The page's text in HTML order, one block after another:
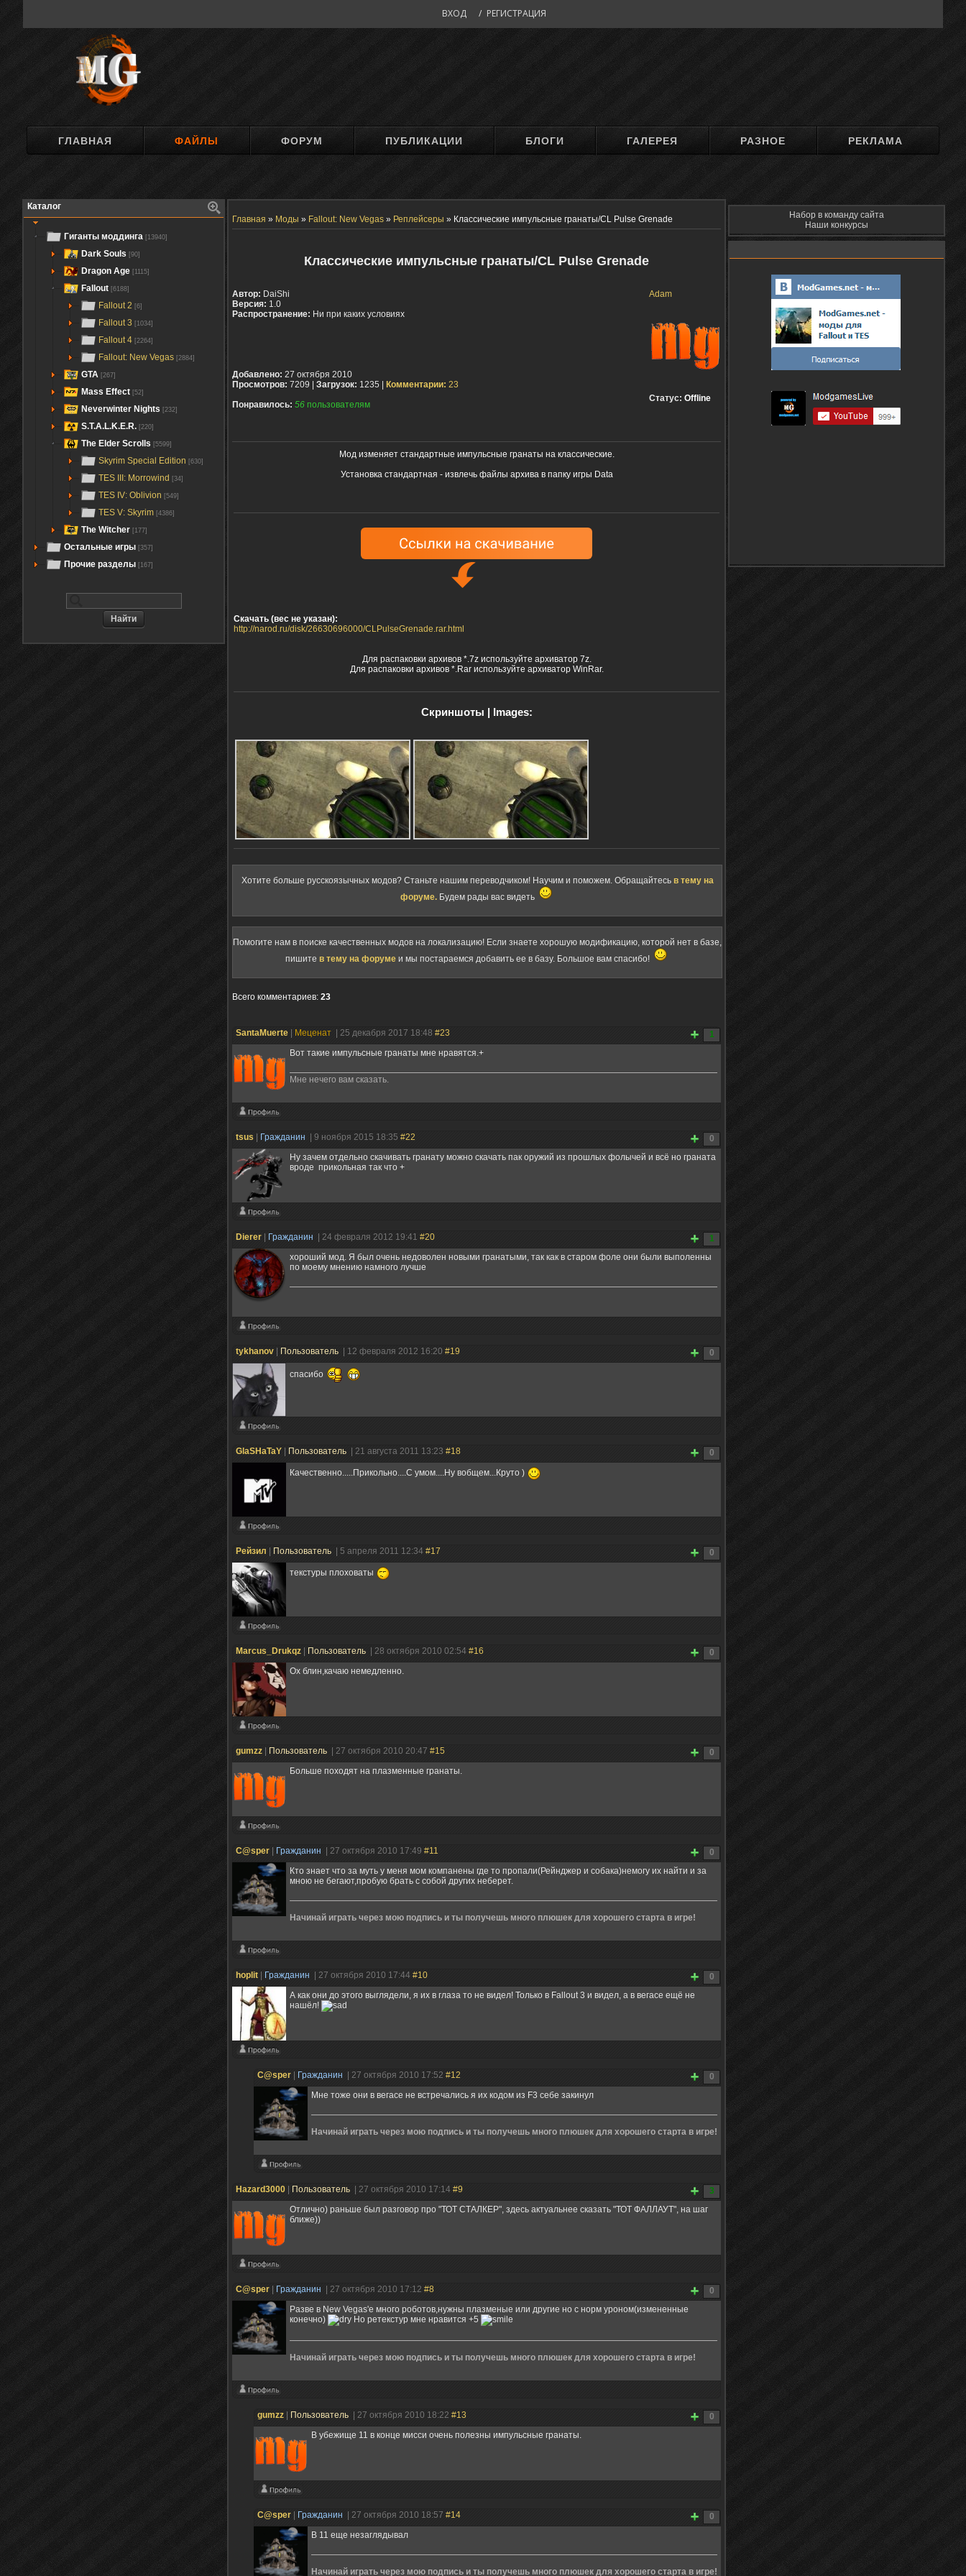
ВХОД / РЕГИСТРАЦИЯ
ГЛАВНАЯ ФАЙЛЫ ФОРУМ ПУБЛИКАЦИИ БЛОГИ ГАЛЕРЕЯ РАЗНОЕ РЕКЛАМА
Каталог
Гиганты моддинга [13940]
Dark Souls [90]
Dragon Age [1115]
Fallout [6188]
Fallout 2 [6]
Fallout 3 [1034]
Fallout 4 [2264]
Fallout: New Vegas [2884]
GTA [267]
Mass Effect [52]
Neverwinter Nights [232]
S.T.A.L.K.E.R. [220]
The Elder Scrolls [5599]
Skyrim Special Edition [630]
TES III: Morrowind [34]
TES IV: Oblivion [549]
TES V: Skyrim [4386]
The Witcher [177]
Остальные игры [357]
Прочие разделы [167]
Главная » Моды » Fallout: New Vegas » Реплейсеры » Классические импульсные гранаты/CL Pulse Grenade​
Классические импульсные гранаты/CL Pulse Grenade​
Adam
Статус: Offline
Автор: DaiShi
Версия: 1.0
Распространение: Ни при каких условиях
Добавлено: 27 октября 2010
Просмотров: 7209 | Загрузок: 1235 | Комментарии: 23
Понравилось: 56 пользователям
Мод изменяет стандартные импульсные гранаты на классические.
Установка стандартная - извлечь файлы архива в папку игры Data
Скачать (вес не указан):
http://narod.ru/disk/26630696000/CLPulseGrenade.rar.html
Для распаковки архивов *.7z используйте архиватор 7z.
Для распаковки архивов *.Rar используйте архиватор WinRar.
Скриншоты | Images:
Хотите больше русскоязычных модов? Станьте нашим переводчиком! Научим и поможем. Обращайтесь в тему на
форуме. Будем рады вас видеть
Помогите нам в поиске качественных модов на локализацию! Если знаете хорошую модификацию, которой нет в базе,
пишите в тему на форуме и мы постараемся добавить ее в базу. Большое вам спасибо!
Всего комментариев: 23
1
SantaMuerte Меценат | 25 декабря 2017 18:48 #23
Вот такие импульсные гранаты мне нравятся.+
Мне нечего вам сказать.
0
tsus Гражданин | 9 ноября 2015 18:35 #22
Ну зачем отдельно скачивать гранату можно скачать пак оружий из прошлых фолычей и всё но граната
вроде прикольная так что +
1
Dierer Гражданин | 24 февраля 2012 19:41 #20
хороший мод. Я был очень недоволен новыми гранатыми, так как в старом фоле они были выполенны
по моему мнению намного лучше
0
tykhanov Пользователь | 12 февраля 2012 16:20 #19
спасибо
0
GlaSHaTaY Пользователь | 21 августа 2011 13:23 #18
Качественно.....Прикольно....С умом....Ну вобщем...Круто )
0
Рейзил Пользователь | 5 апреля 2011 12:34 #17
текстуры плоховаты
0
Marcus_Drukqz Пользователь | 28 октября 2010 02:54 #16
Ох блин,качаю немедленно.
0
gumzz Пользователь | 27 октября 2010 20:47 #15
Больше походят на плазменные гранаты.
0
C@sper Гражданин | 27 октября 2010 17:49 #11
Кто знает что за муть у меня мом компанены где то пропали(Рейнджер и собака)немогу их найти и за
мною не бегают,пробую брать с собой других неберет.
Начинай играть через мою подпись и ты получешь много плюшек для хорошего старта в игре!
0
hoplit Гражданин | 27 октября 2010 17:44 #10
А как они до этого выглядели, я их в глаза то не видел! Только в Fallout 3 и видел, а в вегасе ещё не
нашёл!
0
C@sper Гражданин | 27 октября 2010 17:52 #12
Мне тоже они в вегасе не встречались я их кодом из F3 себе закинул
Начинай играть через мою подпись и ты получешь много плюшек для хорошего старта в игре!
3
Hazard3000 Пользователь | 27 октября 2010 17:14 #9
Отлично) раньше был разговор про "ТОТ СТАЛКЕР", здесь актуальнее сказать "ТОТ ФАЛЛАУТ", на шаг
ближе))
0
C@sper Гражданин | 27 октября 2010 17:12 #8
Разве в New Vegas'е много роботов,нужны плазменые или другие но с норм уроном(измененные
конечно)
Но ретекстур мне нравится +5
Начинай играть через мою подпись и ты получешь много плюшек для хорошего старта в игре!
0
gumzz Пользователь | 27 октября 2010 18:22 #13
В убежище 11 в конце мисси очень полезны импульсные гранаты.
0
C@sper Гражданин | 27 октября 2010 18:57 #14
В 11 еще незаглядывал
Начинай играть через мою подпись и ты получешь много плюшек для хорошего старта в игре!
Набор в команду сайта
Наши конкурсы